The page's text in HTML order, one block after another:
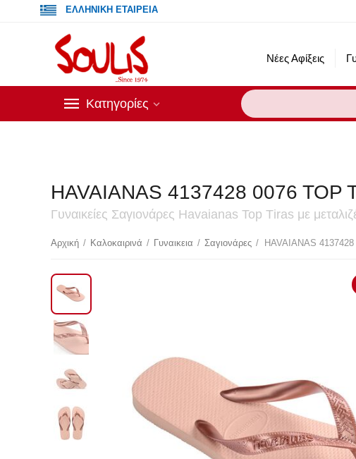
ΕΛΛΗΝΙΚΗ ΕΤΑΙΡΕΙΑ
Νέες Αφίξεις
Κατηγορίες
HAVAIANAS 4137428 0076 TOP
Γυναικείες Σαγιονάρες Havaianas Top Τiras με
Αρχική / Καλοκαιρινά / Γυναικεια / Σαγιονάρες /